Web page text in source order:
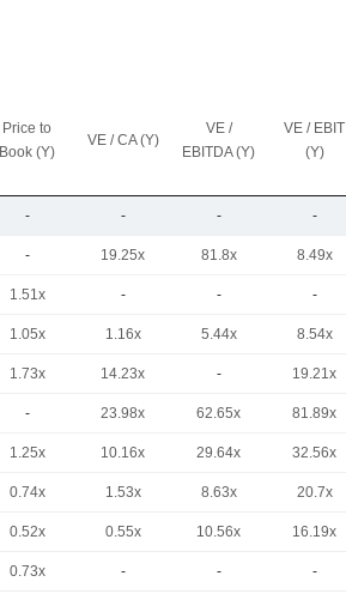
Price to
Book (Y)
VE / CA (Y)
VE /
EBITDA (Y)
VE / EBIT
(Y)
- - - -
- 19.25x 81.8x 8.49x
1.51x - - -
1.05x 1.16x 5.44x 8.54x
1.73x 14.23x - 19.21x
- 23.98x 62.65x 81.89x
1.25x 10.16x 29.64x 32.56x
0.74x 1.53x 8.63x 20.7x
0.52x 0.55x 10.56x 16.19x
0.73x - - -